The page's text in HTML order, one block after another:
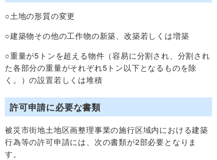
○土地の形質の変更
○建築物その他の工作物の新築、改築若しくは増築
○重量が5トンを超える物件（容易に分割され、分割され
た各部分の重量がそれぞれ5トン以下となるものを除
く。）の設置若しくは堆積
許可申請に必要な書類
被災市街地土地区画整理事業の施行区域内における建築
行為等の許可申請には、次の書類が2部必要となりま
す。